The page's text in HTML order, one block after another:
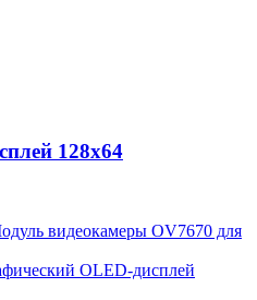
128х64
видеокамеры OV7670 для
OLED-дисплей